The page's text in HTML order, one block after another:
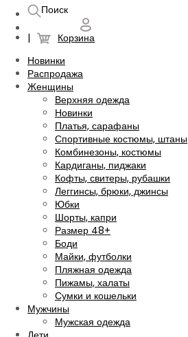
Поиск
Корзина
Новинки
Распродажа
Женщины
Верхняя одежда
Новинки
Платья, сарафаны
Спортивные костюмы, штаны
Комбинезоны, костюмы
Кардиганы, пиджаки
Кофты, свитеры, рубашки
Леггинсы, брюки, джинсы
Юбки
Шорты, капри
Размер 48+
Боди
Майки, футболки
Пляжная одежда
Пижамы, халаты
Сумки и кошельки
Мужчины
Мужская одежда